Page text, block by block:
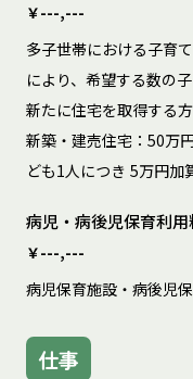
￥---,---
多子世帯における子育
により、希望する数の
新たに住宅を取得する
新築・建売住宅：50万
ども1人につき	5万円
病児・病後児保育利用
￥---,---
病児保育施設・病後児
仕事